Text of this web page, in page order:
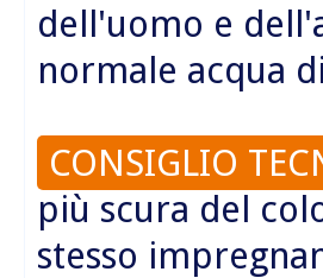
dell'uomo e
normale acqua
CONSIGLIO
più scura del
stesso